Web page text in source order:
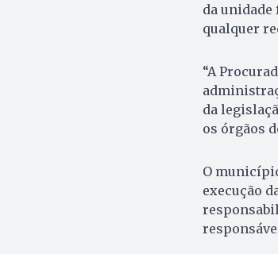
da
qualquer
“A
da
os órgãos
O
execução